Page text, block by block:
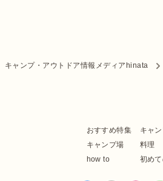
キャンプ・アウトドア情報メディアhinata
おすすめ特集
キャ
キャンプ場
料理
how to
初め